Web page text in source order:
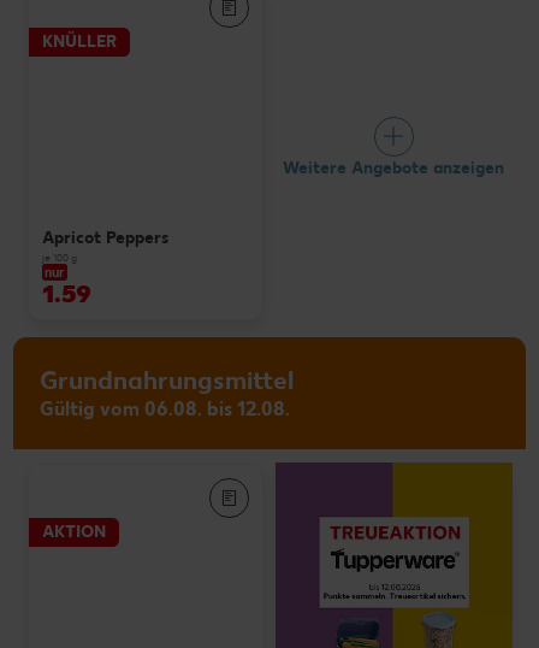
KNÜLLER
Apricot Peppers
je 100 g
nur
1.59
Weitere Angebote anzeigen
Grundnahrungsmittel
Gültig vom 06.08. bis 12.08.
AKTION